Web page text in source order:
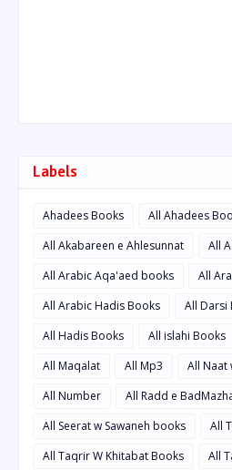
Labels
Ahadees Books
All Ahadees
All Akabareen e Ahlesunnat
All
All Arabic Aqa'aed books
All
All Arabic Hadis Books
All Darsi
All Hadis Books
All islahi Books
All Maqalat
All Mp3
All Naat
All Number
All Radd e
All Seerat w Sawaneh books
All
All Taqrir W Khitabat Books
All